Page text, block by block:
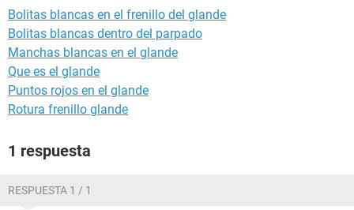
Bolitas blancas en el frenillo del glande
Bolitas blancas dentro del parpado
Manchas blancas en el glande
Que es el glande
Puntos rojos en el glande
Rotura frenillo glande
1 respuesta
RESPUESTA 1 / 1